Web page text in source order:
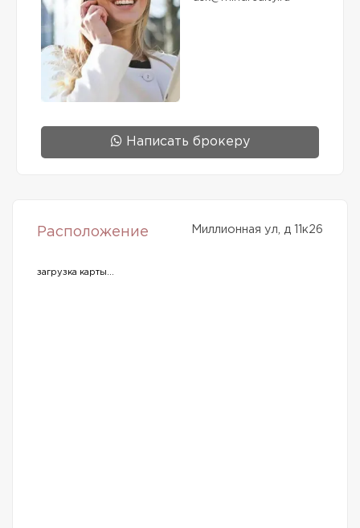
Написать брокеру
Расположение Миллионная ул, д 11к26
загрузка карты...